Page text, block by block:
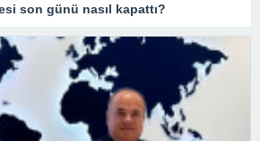
son günü nasıl kapattı?